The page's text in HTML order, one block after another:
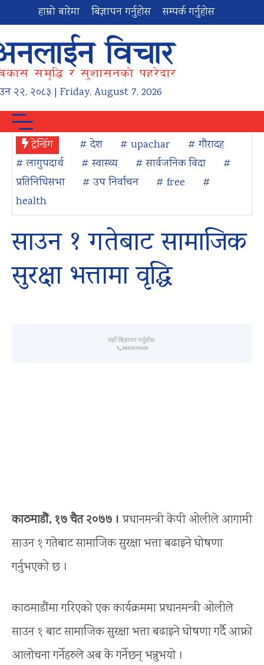
हाम्रो बारेमा बिज्ञापन गर्नुहोस सम्पर्क गर्नुहोस
२२, २०८३ | Friday, August 7, 2026
ट्रेन्डिंग # देश # upachar
# गौरादह
# लागुपदार्थ
# स्वास्थ्य # सार्वजनिक विदा
#
प्रतिनिधिसभा
# उप निर्वाचन # free
#
health
साउन १ गतेबाट सामाजिक
सुरक्षा भत्तामा वृद्धि
काठमाडौं, १७ चैत २०७७ । प्रधानमन्त्री केपी ओलीले आगामी
साउन १ गतेबाट सामाजिक सुरक्षा भत्ता बढाइने घोषणा
गर्नुभएको छ ।
काठमाडौंमा गरिएको एक कार्यक्रममा प्रधानमन्त्री ओलीले
साउन १ बाट सामाजिक सुरक्षा भत्ता बढाइने घोषणा गर्दै आफ्नो
आलोचना गर्नेहरुले अब के गर्नेछन् भन्नुभयो ।